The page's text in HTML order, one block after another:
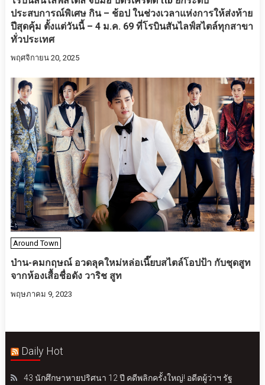
ประสบการณ์พิเศษ กิน – ช้อป ในช่วงเวลาแห่งการให้ส่งท้าย
ปีสุดคุ้ม ตั้งแต่วันนี้ – 4 ม.ค. 69 ที่โรบินสันไลฟ์สไตล์ทุกสาขา
ทั่วประเทศ
พฤศจิกายน 20, 2025
Around Town
ป่าน-คมกฤษณ์ อวดลุคใหม่หล่อเนี๊ยบสไตล์โอปป้า กับชุดสูท
จากห้องเสื้อชื่อดัง วาริช สูท
พฤษภาคม 9, 2023
Daily Hot
43 นักศึกษาหายปริศนา 12 ปี คดีพลิกครั้งใหญ่! อดีตผู้ว่าฯ รัฐ